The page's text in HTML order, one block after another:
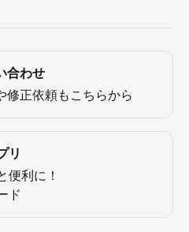
合わせ
修正依頼もこちらから
リ
便利に！
ド